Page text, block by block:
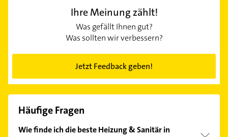
Ihre Meinung zählt!
Was gefällt Ihnen gut?
Was sollten wir verbessern?
Jetzt Feedback geben!
Häufige Fragen
Wie finde ich die beste Heizung & Sanitär in